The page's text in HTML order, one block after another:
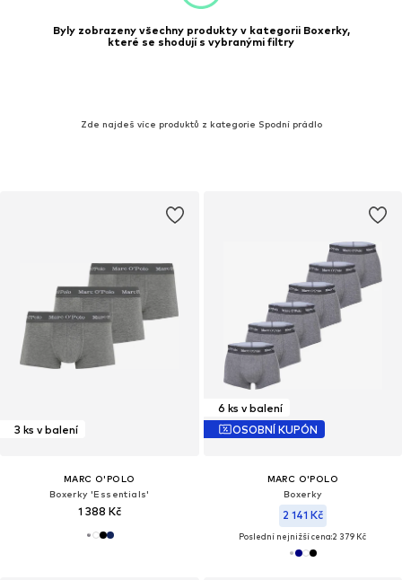
Byly zobrazeny všechny produkty v kategorii Boxerky,
které se shodují s vybranými filtry
Zde najdeš více produktů z kategorie Spodní prádlo
3 ks v balení
MARC O'POLO
Boxerky 'Essentials'
1 388 Kč
6 ks v balení
OSOBNÍ KUPÓN
MARC O'POLO
Boxerky
2 141 Kč
Poslední nejnižší cena:2 379 Kč